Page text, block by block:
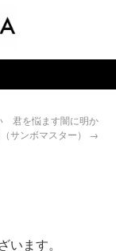
君を悩ます闇に明か
サンボマスター） →
す。